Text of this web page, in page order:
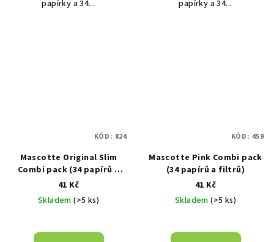
papírky a 34... papírky a 34...
Mascotte Original Slim
Combi pack (34 papírů a
filtrů)
41 Kč
Skladem(>5 ks)
KÓD: 824
Mascotte Pink Combi pack
(34 papírů a filtrů)
41 Kč
Skladem(>5 ks)
KÓD: 459